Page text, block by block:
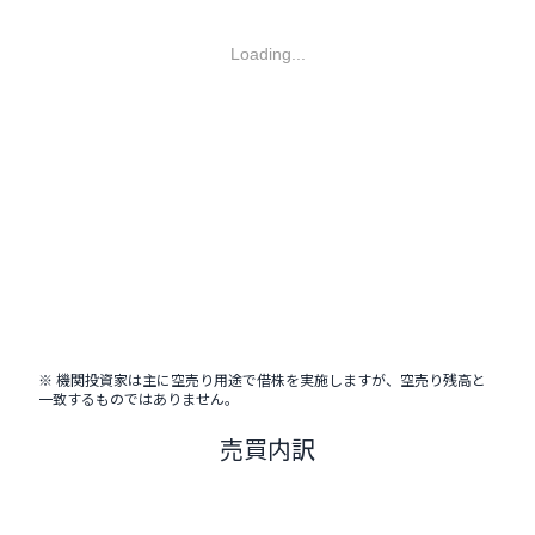
Loading...
※ 機関投資家は主に空売り用途で借株を実施しますが、空売り残高と
一致するものではありません。
売買内訳